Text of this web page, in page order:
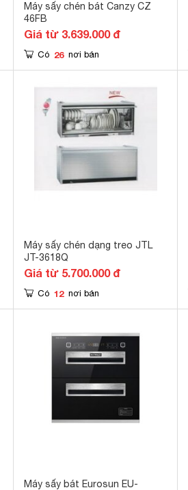
Máy sấy chén bát Canzy CZ
46FB
Giá từ 3.639.000 đ
Có 26 nơi bán
Máy sấy chén dạng treo JTL
JT-3618Q
Giá từ 5.700.000 đ
Có 12 nơi bán
Máy sấy bát Eurosun EU-